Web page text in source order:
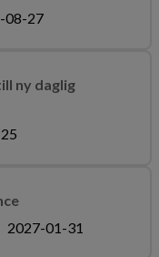
08-27
ny daglig
2027-01-31